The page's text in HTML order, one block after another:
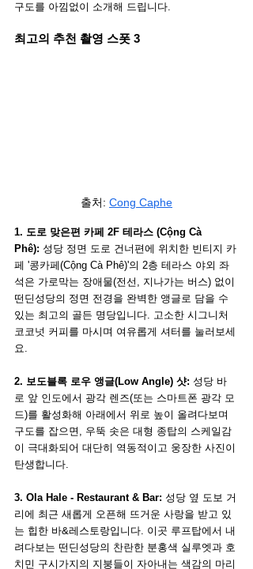
구도를 아낌없이 소개해 드립니다.
최고의 추천 촬영 스폿 3
출처: Cong Caphe
1. 도로 맞은편 카페 2F 테라스 (Cộng Cà
Phê): 성당 정면 도로 건너편에 위치한 빈티지 카
페 '콩카페(Cộng Cà Phê)'의 2층 테라스 야외 좌
석은 가로막는 장애물(전선, 지나가는 버스) 없이
떤딘성당의 정면 전경을 완벽한 앵글로 담을 수
있는 최고의 골든 명당입니다. 고소한 시그니처
코코넛 커피를 마시며 여유롭게 셔터를 눌러보세
요.
2. 보도블록 로우 앵글(Low Angle) 샷: 성당 바
로 앞 인도에서 광각 렌즈(또는 스마트폰 광각 모
드)를 활성화해 아래에서 위로 높이 올려다보며
구도를 잡으면, 우뚝 솟은 대형 종탑의 스케일감
이 극대화되어 대단히 역동적이고 웅장한 사진이
탄생합니다.
3. Ola Hale - Restaurant & Bar: 성당 옆 도보 거
리에 최근 새롭게 오픈해 뜨거운 사랑을 받고 있
는 힙한 바&레스토랑입니다. 이곳 루프탑에서 내
려다보는 떤딘성당의 찬란한 분홍색 실루엣과 호
치민 구시가지의 지붕들이 자아내는 색감의 마리